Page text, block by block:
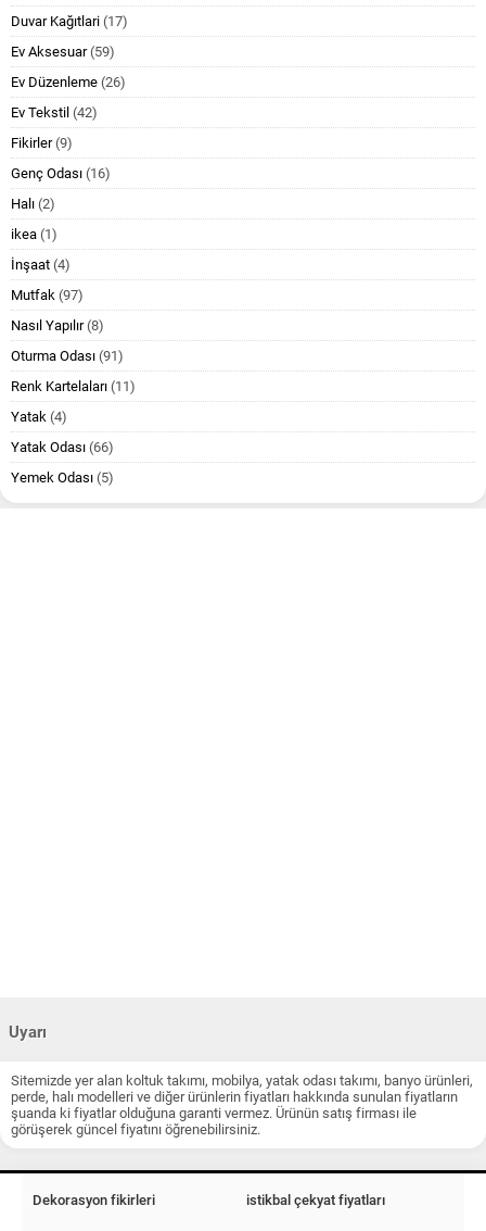
Duvar Kağıtlari (17)
Ev Aksesuar(59)
Ev Düzenleme (26)
Ev Tekstil (42)
Fikirler(9)
Genç Odası (16)
Halı (2)
ikea (1)
İnşaat (4)
Mutfak (97)
Nasıl Yapılır(8)
Oturma Odası (91)
Renk Kartelaları (11)
Yatak (4)
Yatak Odası (66)
Yemek Odası (5)
Uyarı
Sitemizde yer alan koltuk takımı, mobilya, yatak odası takımı, banyo ürünleri,
perde, halı modelleri ve diğer ürünlerin fiyatları hakkında sunulan fiyatların
şuanda ki fiyatlar olduğuna garanti vermez. Ürünün satış firması ile
görüşerek güncel fiyatını öğrenebilirsiniz.
Dekorasyon fikirleri istikbal çekyat fiyatları